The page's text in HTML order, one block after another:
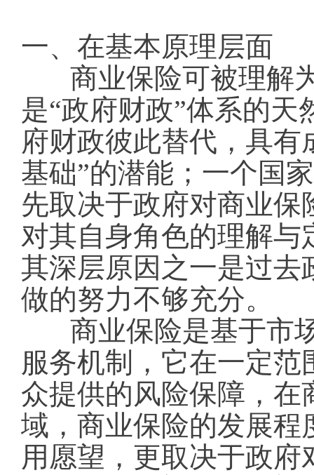
一、在基本原理层面
商业保险可被理解
是“政府财政”体系的
府财政彼此替代，具
基础”的潜能；一个国
先取决于政府对商业
对其自身角色的理解
其深层原因之一是过去
做的努力不够充分。
商业保险是基于市
服务机制，它在一定
众提供的风险保障，
域，商业保险的发展程
用愿望，更取决于政